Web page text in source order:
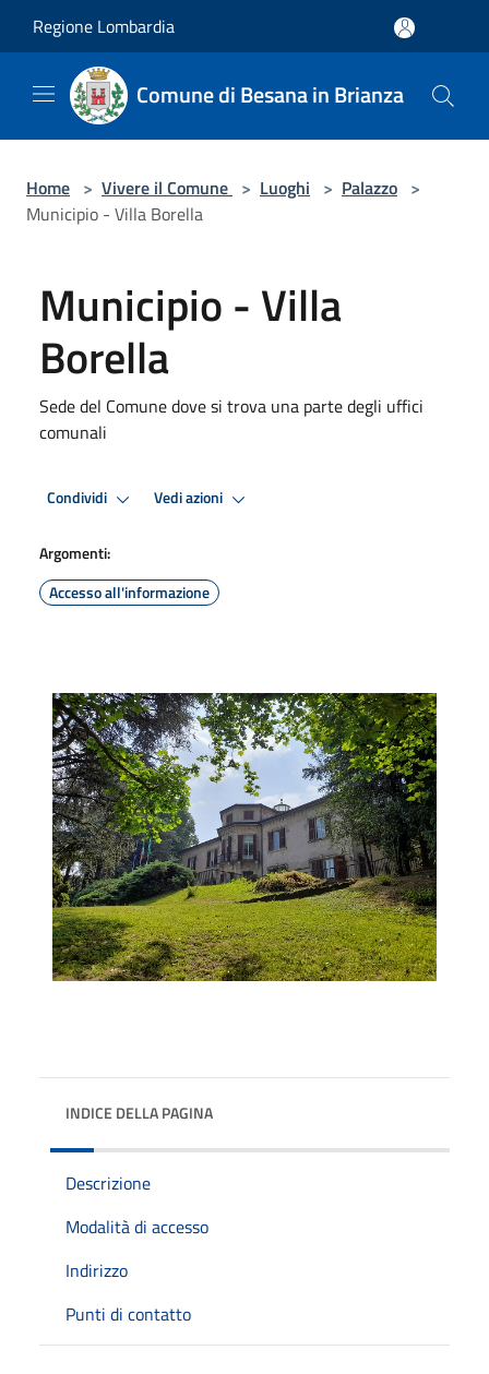
Regione Lombardia
Comune di Besana in Brianza
Home > Vivere il Comune > Luoghi > Palazzo >
Municipio - Villa Borella
Municipio - Villa
Borella
Sede del Comune dove si trova una parte degli uffici
comunali
Condividi Vedi azioni
Argomenti:
Accesso all'informazione
INDICE DELLA PAGINA
Descrizione
Modalità di accesso
Indirizzo
Punti di contatto